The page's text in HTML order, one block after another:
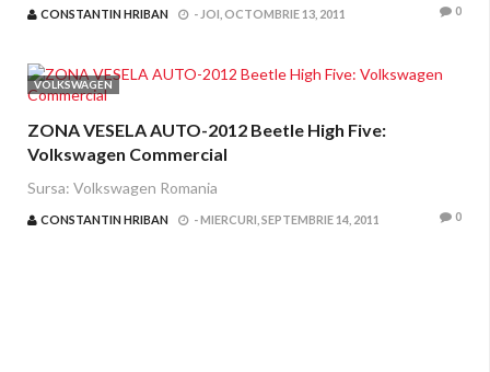
CONSTANTIN HRIBAN - JOI, OCTOMBRIE 13, 2011 0
VOLKSWAGEN
ZONA VESELA AUTO-2012 Beetle High Five:
Volkswagen Commercial
Sursa: Volkswagen Romania
CONSTANTIN HRIBAN -MIERCURI, SEPTEMBRIE 14, 2011 0